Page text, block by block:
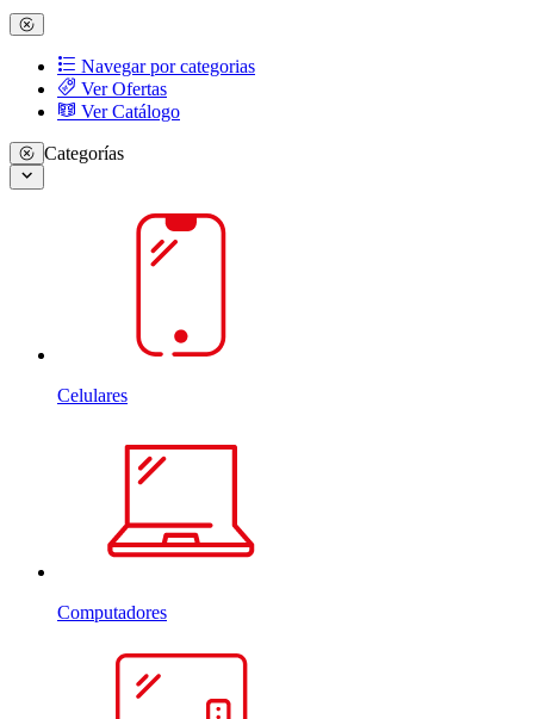
Navegar por categorias
Ver Ofertas
Ver Catálogo
Categorías
Celulares
Computadores